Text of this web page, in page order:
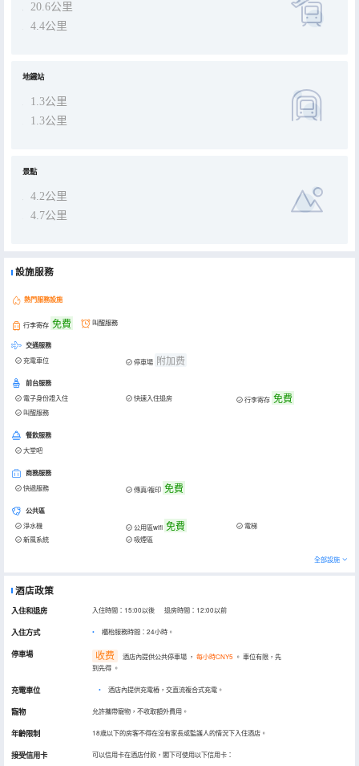
20.6公里
4.4公里
地鐵站
1.3公里
1.3公里
景點
4.2公里
4.7公里
設施服務
熱門服務設施
行李寄存 免費 叫醒服務
交通服務
充電車位 停車場 附加费
前台服務
電子身份證入住 快速入住退房 行李寄存 免費
叫醒服務
餐飲服務
大堂吧
商務服務
快遞服務 傳真/複印 免費
公共區
淨水機 公用區wifi 免費
電梯
新風系統
吸煙區
全部設施
酒店政策
入住和退房 入住時間：15:00以後 退房時間：12:00以前
入住方式 櫃枱服務時間：24小時。
停車場 收费 酒店內提供公共停車場 ， 每小時CNY5 。 車位有限，先
到先得 。
充電車位 • 酒店內提供充電樁，交直流複合式充電。
寵物 允許攜帶寵物，不收取額外費用。
年齡限制 18歲以下的房客不得在沒有家長或監護人的情況下入住酒店。
接受信用卡 可以信用卡在酒店付款，閣下可使用以下信用卡：